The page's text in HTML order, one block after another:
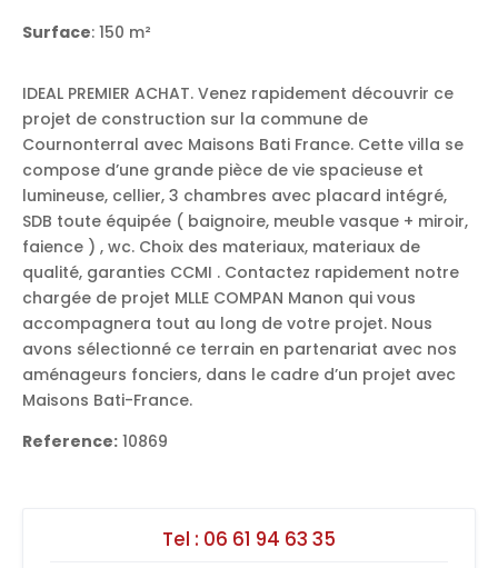
Surface: 150 m²
IDEAL PREMIER ACHAT. Venez rapidement découvrir ce
projet de construction sur la commune de
Cournonterral avec Maisons Bati France. Cette villa se
compose d’une grande pièce de vie spacieuse et
lumineuse, cellier, 3 chambres avec placard intégré,
SDB toute équipée ( baignoire, meuble vasque + miroir,
faience ) , wc. Choix des materiaux, materiaux de
qualité, garanties CCMI . Contactez rapidement notre
chargée de projet MLLE COMPAN Manon qui vous
accompagnera tout au long de votre projet. Nous
avons sélectionné ce terrain en partenariat avec nos
aménageurs fonciers, dans le cadre d’un projet avec
Maisons Bati-France.
Reference: 10869
Tel : 06 61 94 63 35